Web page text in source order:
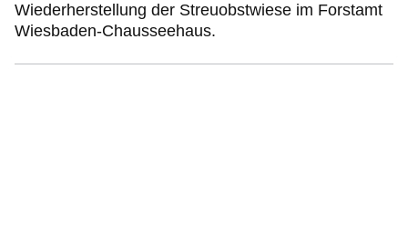
Wiederherstellung der Streuobstwiese im Forstamt
Wiesbaden-Chausseehaus.